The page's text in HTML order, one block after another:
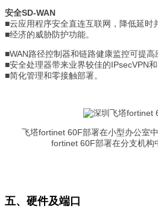
安全SD-WAN
■云应用程序安全直连互联网，降低延时
■经济的威胁防护功能。
■WAN路径控制器和链路健康监控可提高
■安全处理器带来业界较佳的IPsecVPN和
■简化管理和零接触部署。
飞塔fortinet 60F部署在小型
fortinet 60F部署在分支机构
五、硬件及端口